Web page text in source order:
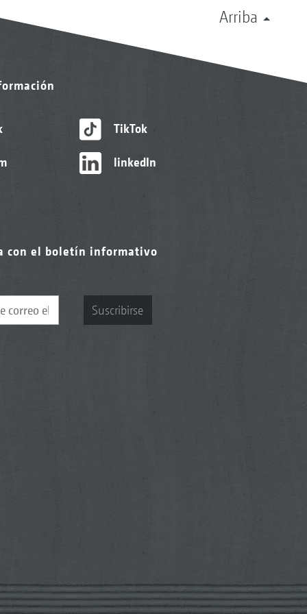
Arriba
TikTok
linkedIn
con el boletín informativo
Suscribirse